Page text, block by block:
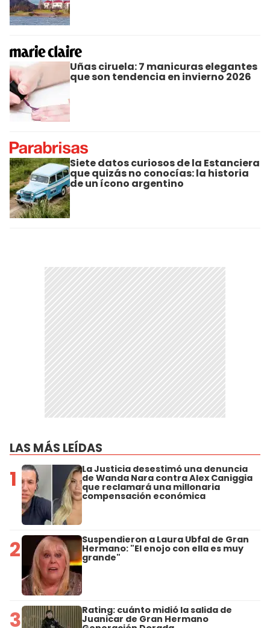
Uñas ciruela: 7 manicuras elegantes
que son tendencia en invierno 2026
Siete datos curiosos de la Estanciera
que quizás no conocías: la historia
de un ícono argentino
LAS MÁS LEÍDAS
1 La Justicia desestimó una denuncia
de Wanda Nara contra Alex Caniggia
que reclamará una millonaria
compensación económica
2 Suspendieron a Laura Ubfal de Gran
Hermano: "El enojo con ella es muy
grande"
3 Rating: cuánto midió la salida de
Juanicar de Gran Hermano